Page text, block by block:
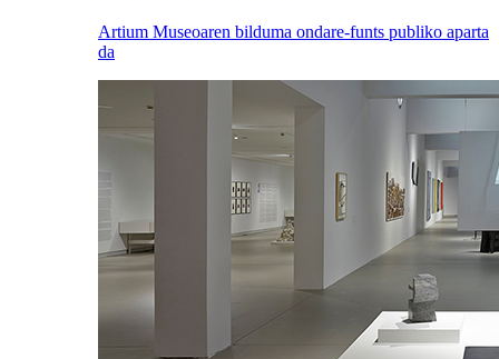
Artium Museoaren bilduma ondare-funts publiko aparta
da